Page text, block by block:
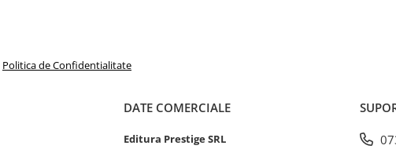
Politica de Confidentialitate
DATE COMERCIALE
Editura Prestige SRL